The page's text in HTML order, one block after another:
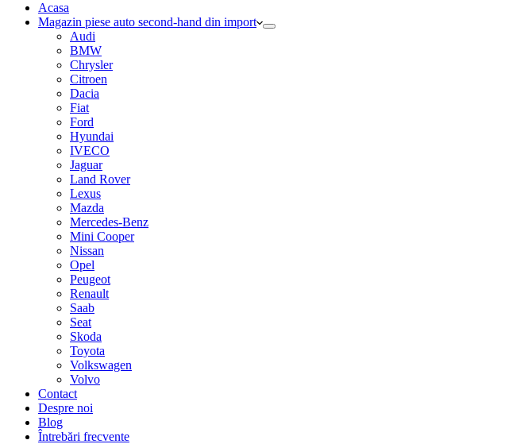
cumpărături
Acasa
Magazin piese auto second-hand din import
Audi
BMW
Chrysler
Citroen
Dacia
Fiat
Ford
Hyundai
IVECO
Jaguar
Land Rover
Lexus
Mazda
Mercedes-Benz
Mini Cooper
Nissan
Opel
Peugeot
Renault
Saab
Seat
Skoda
Toyota
Volkswagen
Volvo
Contact
Despre noi
Blog
Întrebări frecvente